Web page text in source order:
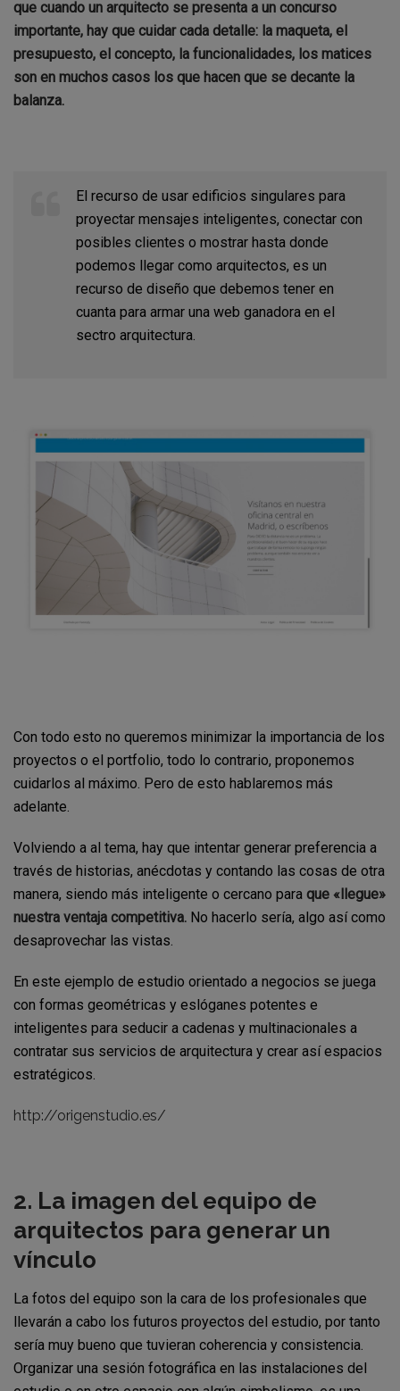
que cuando un arquitecto se presenta a un concurso
importante, hay que cuidar cada detalle: la maqueta, el
presupuesto, el concepto, la funcionalidades, los matices
son en muchos casos los que hacen que se decante la
balanza.
El recurso de usar edificios singulares para
proyectar mensajes inteligentes, conectar con
posibles clientes o mostrar hasta donde
podemos llegar como arquitectos, es un
recurso de diseño que debemos tener en
cuanta para armar una web ganadora en el
sectro arquitectura.
Con todo esto no queremos minimizar la importancia de los
proyectos o el portfolio, todo lo contrario, proponemos
cuidarlos al máximo. Pero de esto hablaremos más
adelante.
Volviendo a al tema, hay que intentar generar preferencia a
través de historias, anécdotas y contando las cosas de otra
manera, siendo más inteligente o cercano para que «llegue»
nuestra ventaja competitiva. No hacerlo sería, algo así como
desaprovechar las vistas.
En este ejemplo de estudio orientado a negocios se juega
con formas geométricas y eslóganes potentes e
inteligentes para seducir a cadenas y multinacionales a
contratar sus servicios de arquitectura y crear así espacios
estratégicos.
http://origenstudio.es/
2. La imagen del equipo de
arquitectos para generar un
vínculo
La fotos del equipo son la cara de los profesionales que
llevarán a cabo los futuros proyectos del estudio, por tanto
sería muy bueno que tuvieran coherencia y consistencia.
Organizar una sesión fotográfica en las instalaciones del